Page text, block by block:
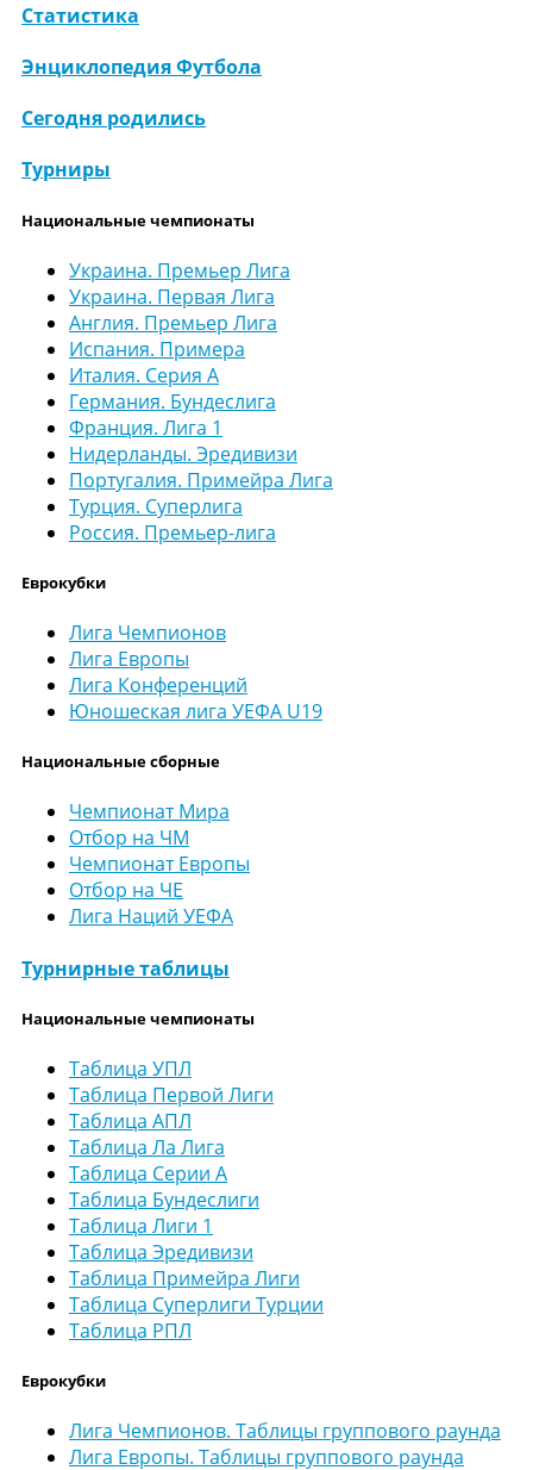
Статистика
Энциклопедия Футбола
Сегодня родились
Турниры
Национальные чемпионаты
Украина. Премьер Лига
Украина. Первая Лига
Англия. Премьер Лига
Испания. Примера
Италия. Серия А
Германия. Бундеслига
Франция. Лига 1
Нидерланды. Эредивизи
Португалия. Примейра Лига
Турция. Суперлига
Россия. Премьер-лига
Еврокубки
Лига Чемпионов
Лига Европы
Лига Конференций
Юношеская лига УЕФА U19
Национальные сборные
Чемпионат Мира
Отбор на ЧМ
Чемпионат Европы
Отбор на ЧЕ
Лига Наций УЕФА
Турнирные таблицы
Национальные чемпионаты
Таблица УПЛ
Таблица Первой Лиги
Таблица АПЛ
Таблица Ла Лига
Таблица Серии А
Таблица Бундеслиги
Таблица Лиги 1
Таблица Эредивизи
Таблица Примейра Лиги
Таблица Суперлиги Турции
Таблица РПЛ
Еврокубки
Лига Чемпионов. Таблицы группового раунда
Лига Европы. Таблицы группового раунда